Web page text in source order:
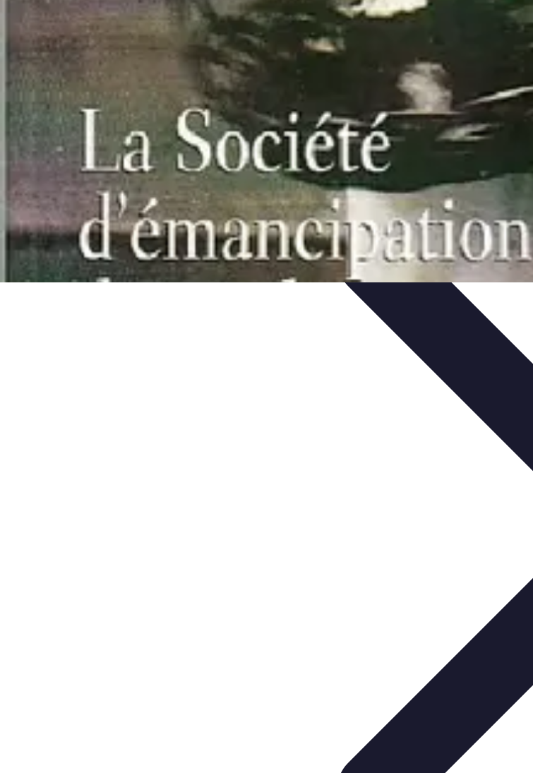
Mega Fun Zone
Tutorial
Événements
Mega Fun Zone